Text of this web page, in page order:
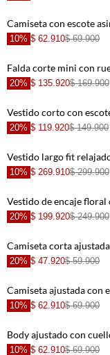
10% $ 62.910$ 69.900
20% $ 135.920$ 169.900
20% $ 119.920$ 149.900
10% $ 269.910$ 299.900
20% $ 199.920$ 249.900
20% $ 47.920$ 59.900
10% $ 62.910$ 69.900
10% $ 62.910$ 69.900